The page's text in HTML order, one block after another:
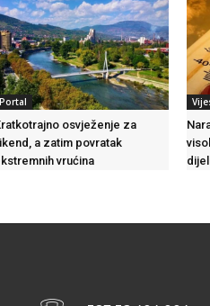
Portal
osvježenje za
a zatim povratak
vrućina